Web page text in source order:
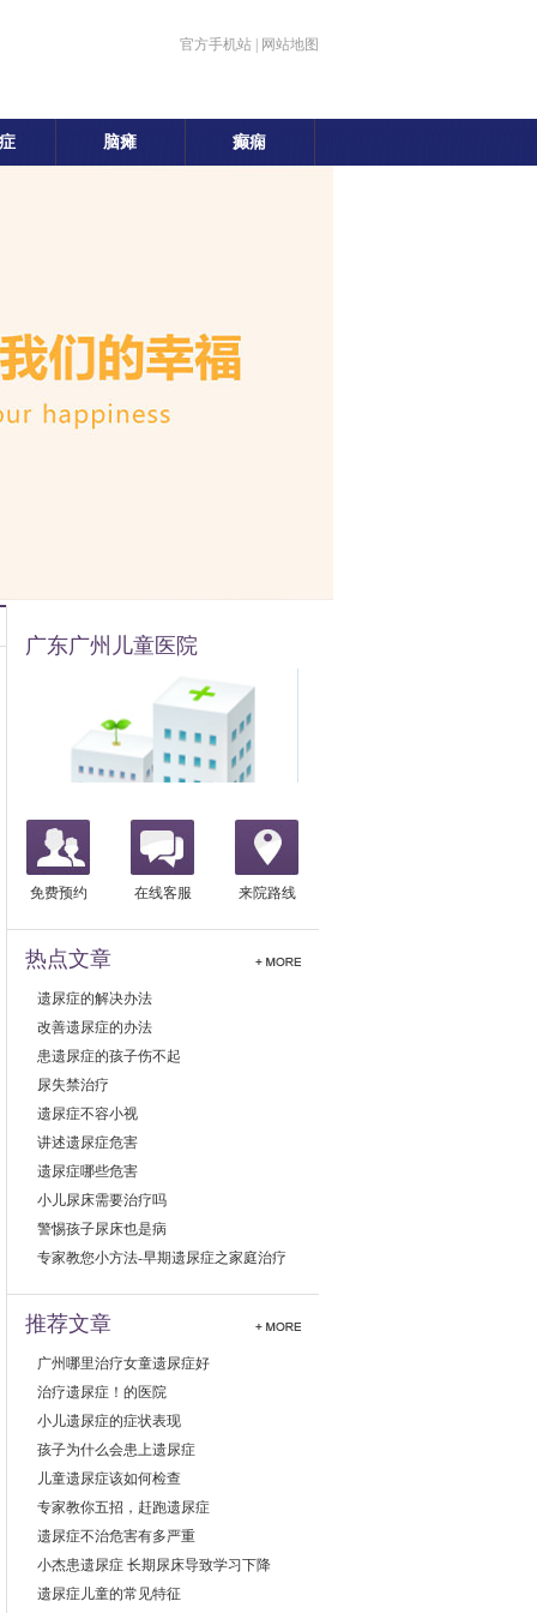
官方手机站 网站地图
脑瘫 癫痫
广东广州儿童医院
免费预约 在线客服 来院路线
热点文章
遗尿症的解决办法
改善遗尿症的办法
患遗尿症的孩子伤不起
尿失禁治疗
遗尿症不容小视
讲述遗尿症危害
遗尿症哪些危害
小儿尿床需要治疗吗
警惕孩子尿床也是病
专家教您小方法-早期遗尿症之家庭治疗
推荐文章
广州哪里治疗女童遗尿症好
治疗遗尿症！的医院
小儿遗尿症的症状表现
孩子为什么会患上遗尿症
儿童遗尿症该如何检查
专家教你五招，赶跑遗尿症
遗尿症不治危害有多严重
小杰患遗尿症 长期尿床导致学习下降
遗尿症儿童的常见特征